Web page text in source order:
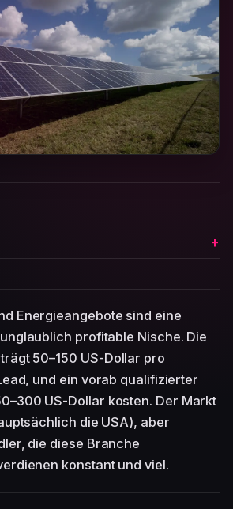
Energieangebote sind eine
profitable Nische. Die
50–150 US-Dollar pro
und ein vorab qualifizierter
US-Dollar kosten. Der Markt
die USA), aber
die diese Branche
konstant und viel.